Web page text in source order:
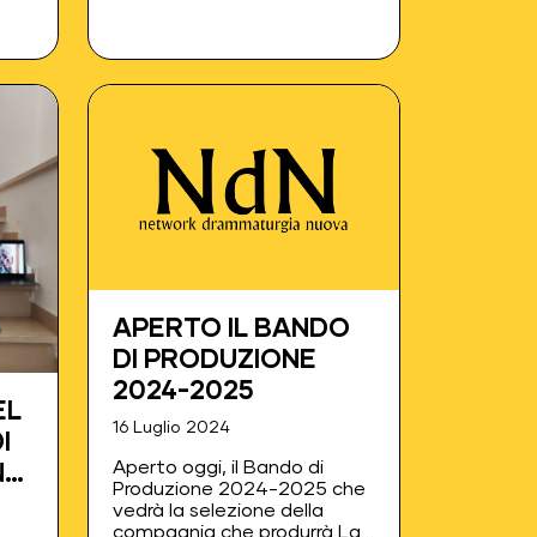
APERTO IL BANDO
DI PRODUZIONE
2024-2025
16 Luglio 2024
Aperto oggi, il Bando di
Produzione 2024-2025 che
vedrà la selezione della
compagnia che produrrà La